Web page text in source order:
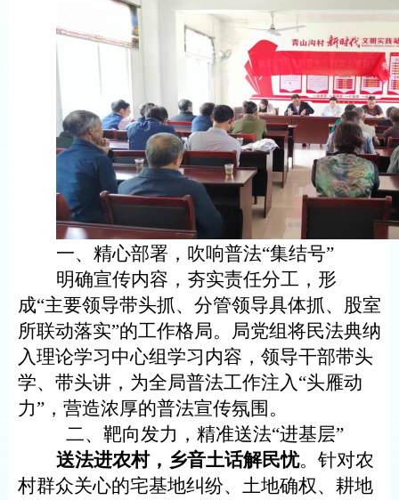
一、 精心部署，吹响普法“集结号”
明确宣传内容 ，夯实责任分工，形
成“主要领导带头抓、分管领导具体抓、股室
所联动落实”的工作格局。局党组将民法典纳
入理论学习中心组学习内容，领导干部带头
学、带头讲，为全局普法工作注入“头雁动
力” ， 营造浓厚的普法宣传氛围。
二、 靶向发力，精准送法“进基层”
送法进农村， 乡音土话解民忧。针对农
村群众关心的宅基地纠纷、土地确权、耕地